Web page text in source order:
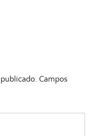
Campos